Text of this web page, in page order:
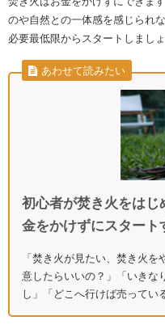
のや自然との一体感を感じられ
必要最低限からスタートしましょ
あわせて読みたい
初心者が焚き火をはじ
金をかけずにスタート
「焚き火が見たい、焚き火
意したらいいの？」「いきな
し」「どこへ行けば売ってい